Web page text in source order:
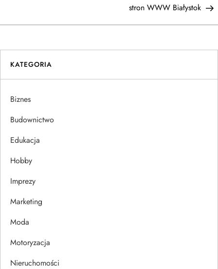
w
i
g
a
c
a
w
p
stron WWW Białystok
KATEGORIA
Biznes
Budownictwo
Edukacja
Hobby
Imprezy
Marketing
Moda
Motoryzacja
Nieruchomości